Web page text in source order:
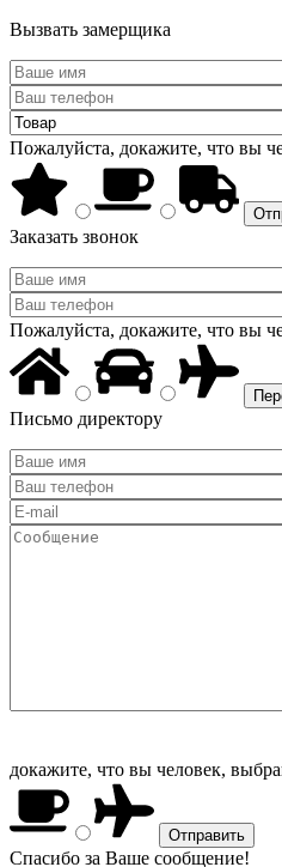
Вызвать замерщика
Пожалуйста, докажите, что вы
Заказать звонок
Пожалуйста, докажите, что вы
Письмо директору
докажите, что вы человек,
Спасибо за Ваше сообщение!